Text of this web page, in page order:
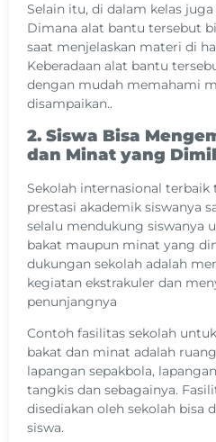
Selain itu, di dalam kelas
Dimana alat bantu tersebut
saat menjelaskan materi di
Keberadaan alat bantu
dengan mudah memahami
disampaikan..
2. Siswa Bisa
dan Minat yang
Sekolah internasional terbaik
prestasi akademik siswanya
selalu mendukung siswanya
bakat maupun minat yang
dukungan sekolah adalah
kegiatan ekstrakuler dan
penunjangnya
Contoh fasilitas sekolah
bakat dan minat adalah
lapangan sepakbola,
tangkis dan sebagainya.
disediakan oleh sekolah bisa
siswa.